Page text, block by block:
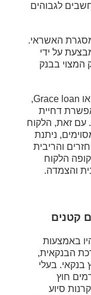
לגבוהים
האשראי.
על ידי
בבנק
הלוואת גישור, המכונה גם הלוואת חסד או Grace loan,
דחיית
זאת, הלקוח
ניתנת
והריבית
הלקוח
והצמדה.
באמצעות
הבנקאית,
בנקאי. בעלי
חוץ
סיוע